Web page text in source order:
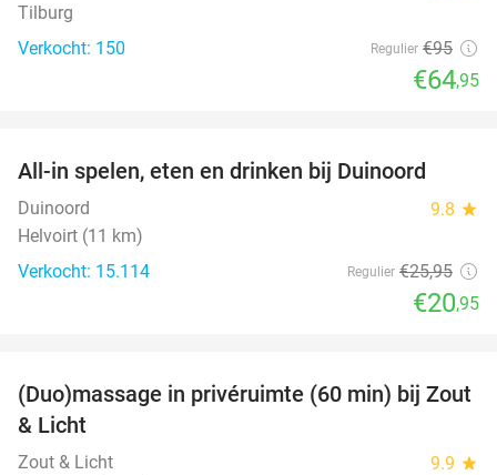
Tilburg
Verkocht: 150
Regulier €95
€64,95
All-in spelen, eten en drinken bij Duinoord
Duinoord 9.8 star
Helvoirt (11 km)
Verkocht: 15.114
Regulier €25,95
€20,95
49%
(Duo)massage in privéruimte (60 min) bij Zout
& Licht
Zout & Licht 9.9 star